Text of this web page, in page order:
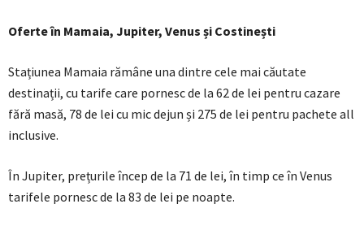
Oferte în Mamaia, Jupiter, Venus și Costinești
Stațiunea Mamaia rămâne una dintre cele mai căutate
destinații, cu tarife care pornesc de la 62 de lei pentru cazare
fără masă, 78 de lei cu mic dejun și 275 de lei pentru pachete all
inclusive.
În Jupiter, prețurile încep de la 71 de lei, în timp ce în Venus
tarifele pornesc de la 83 de lei pe noapte.